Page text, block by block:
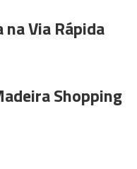
Via Rápida
Shopping